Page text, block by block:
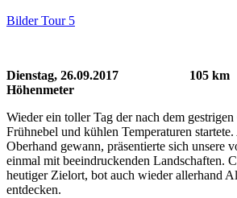
Bilder Tour 5
Dienstag, 26.09.2017 105
Höhenmeter
Wieder ein toller Tag der nach dem
Frühnebel und kühlen Temperaturen
Oberhand gewann, präsentierte sich unsere
einmal mit beeindruckenden Landschaften.
heutiger Zielort, bot auch wieder allerhand
entdecken.